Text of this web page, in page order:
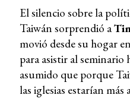
El silencio sobre la
Taiwán sorprendió a
movió desde su hogar
para asistir al seminario
asumido que porque
las iglesias estarían